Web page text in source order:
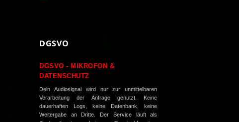
DGSVO
DGSVO - MIKROFON &
DATENSCHUTZ
Dein Audiosignal wird nur zur unmittelbaren
Verarbeitung der Anfrage genutzt. Keine
dauerhaften Logs, keine Datenbank, keine
Weitergabe an Dritte. Der Service läuft als